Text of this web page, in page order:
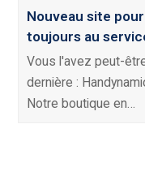
Nouveau site
toujours au
Vous l'avez peut-
dernière :
Notre boutique en…